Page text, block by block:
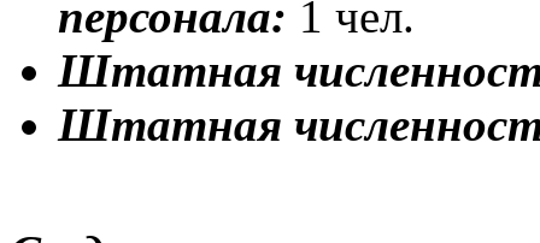
персонала: 1 чел.
Штатная
Штатная